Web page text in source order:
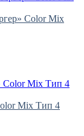
Color Mix
Mix Тип 4